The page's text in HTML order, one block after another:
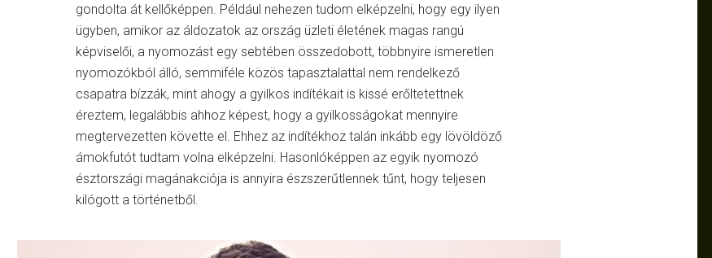
gondolta át kellőképpen. Például nehezen tudom elképzelni, hogy egy ilyen
ügyben, amikor az áldozatok az ország üzleti életének magas rangú
képviselői, a nyomozást egy sebtében összedobott, többnyire ismeretlen
nyomozókból álló, semmiféle közös tapasztalattal nem rendelkező
csapatra bízzák, mint ahogy a gyilkos indítékait is kissé erőltetettnek
éreztem, legalábbis ahhoz képest, hogy a gyilkosságokat mennyire
megtervezetten követte el. Ehhez az indítékhoz talán inkább egy lövöldöző
ámokfutót tudtam volna elképzelni. Hasonlóképpen az egyik nyomozó
észtországi magánakciója is annyira észszerűtlennek tűnt, hogy teljesen
kilógott a történetből.